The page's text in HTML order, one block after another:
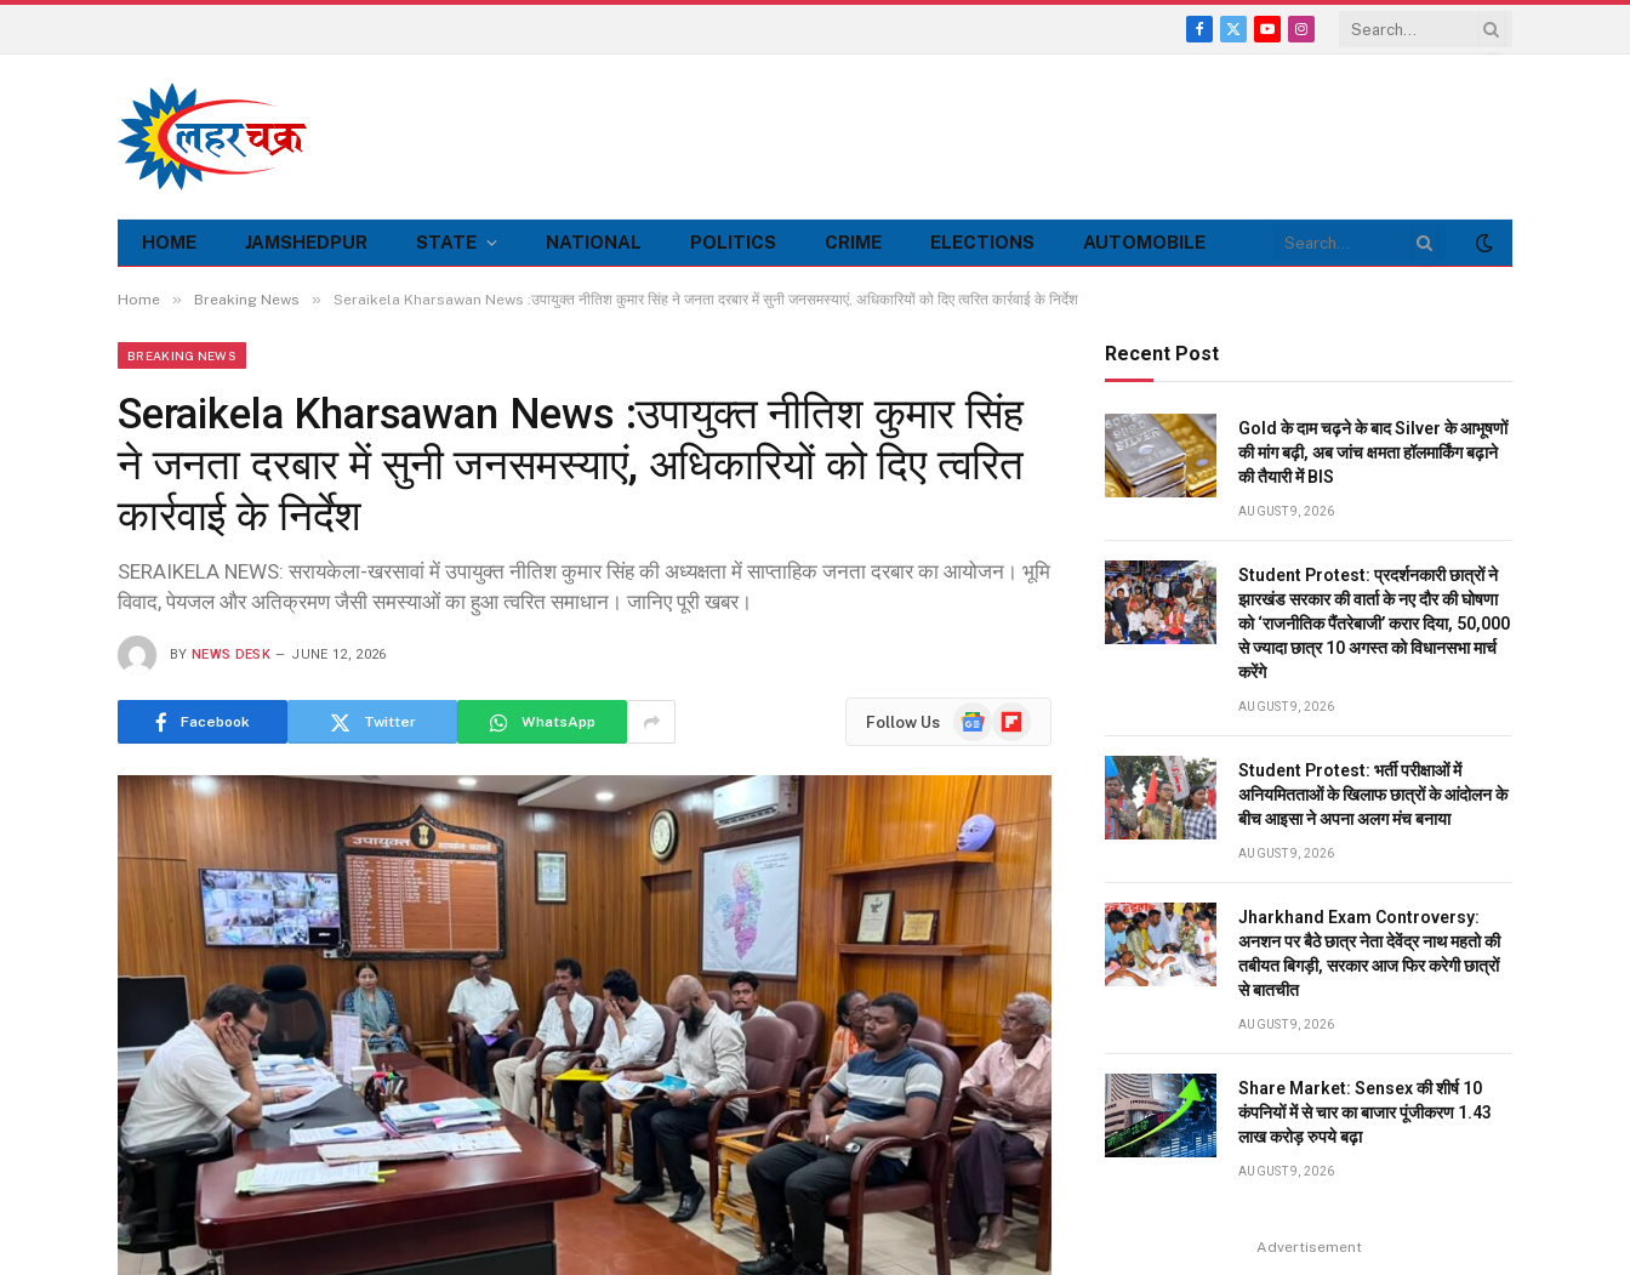
Facebook
X
YouTubeInstagram
HOME JAMSHEDPUR STATE NATIONAL POLITICS CRIME ELECTIONS AUTOMOBILE
Home » Breaking News » Seraikela Kharsawan News :उपायुक्त नीतिश कुमार सिंह ने जनता दरबार में सुनी जनसमस्याएं, अधिकारियों को दिए त्वरित कार्रवाई के निर्देश
BREAKING NEWS
Seraikela Kharsawan News :उपायुक्त नीतिश कुमार सिंह
ने जनता दरबार में सुनी जनसमस्याएं, अधिकारियों को दिए त्वरित
कार्रवाई के निर्देश
SERAIKELA NEWS: सरायकेला-खरसावां में उपायुक्त नीतिश कुमार सिंह की अध्यक्षता में साप्ताहिक जनता दरबार का आयोजन। भूमि
विवाद, पेयजल और अतिक्रमण जैसी समस्याओं का हुआ त्वरित समाधान। जानिए पूरी खबर।
BY NEWS DESK JUNE 12, 2026
Facebook Twitter WhatsApp Follow Us
GoogleFlipboard
Recent Post
Gold के दाम चढ़ने के बाद Silver के आभूषणों
की मांग बढ़ी, अब जांच क्षमता हॉलमार्किंग बढ़ाने
की तैयारी में BIS
AUGUST 9, 2026
Student Protest: प्रदर्शनकारी छात्रों ने
झारखंड सरकार की वार्ता के नए दौर की घोषणा
को ‘राजनीतिक पैंतरेबाजी’ करार दिया, 50,000
से ज्यादा छात्र 10 अगस्त को विधानसभा मार्च
करेंगे
AUGUST 9, 2026
Student Protest: भर्ती परीक्षाओं में
अनियमितताओं के खिलाफ छात्रों के आंदोलन के
बीच आइसा ने अपना अलग मंच बनाया
AUGUST 9, 2026
Jharkhand Exam Controversy:
अनशन पर बैठे छात्र नेता देवेंद्र नाथ महतो की
तबीयत बिगड़ी, सरकार आज फिर करेगी छात्रों
से बातचीत
AUGUST 9, 2026
Share Market: Sensex की शीर्ष 10
कंपनियों में से चार का बाजार पूंजीकरण 1.43
लाख करोड़ रुपये बढ़ा
AUGUST 9, 2026
Advertisement